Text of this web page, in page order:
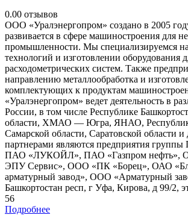
0.00 отзывов
ООО «Уралэнергопром» создано в 2005
развивается в сфере машиностроения для
промышленности. Мы специализируемся
технологий и изготовлении оборудования
расходометрических систем. Также
направлению металлообработка и
комплектующих к продуктам
«Уралэнергопром» ведет деятельность в
России, в том числе Республике
области, ХМАО — Югра, ЯНАО,
Самарской области, Саратовской области
партнерами являются предприятия
ПАО «ЛУКОЙЛ», ПАО «Газпром
ЭПУ Сервис», ООО «ПК «Борец», ОАО
арматурный завод», ООО «Арматурный
Башкортостан респ, г Уфа, Кирова, д 99/2,
56
Подробнее